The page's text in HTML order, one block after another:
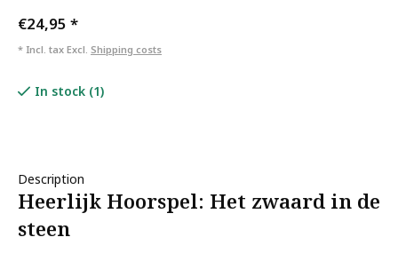
€24,95 *
* Incl. tax Excl. Shipping costs
In stock (1)
Description
Heerlijk Hoorspel: Het zwaard in de
steen